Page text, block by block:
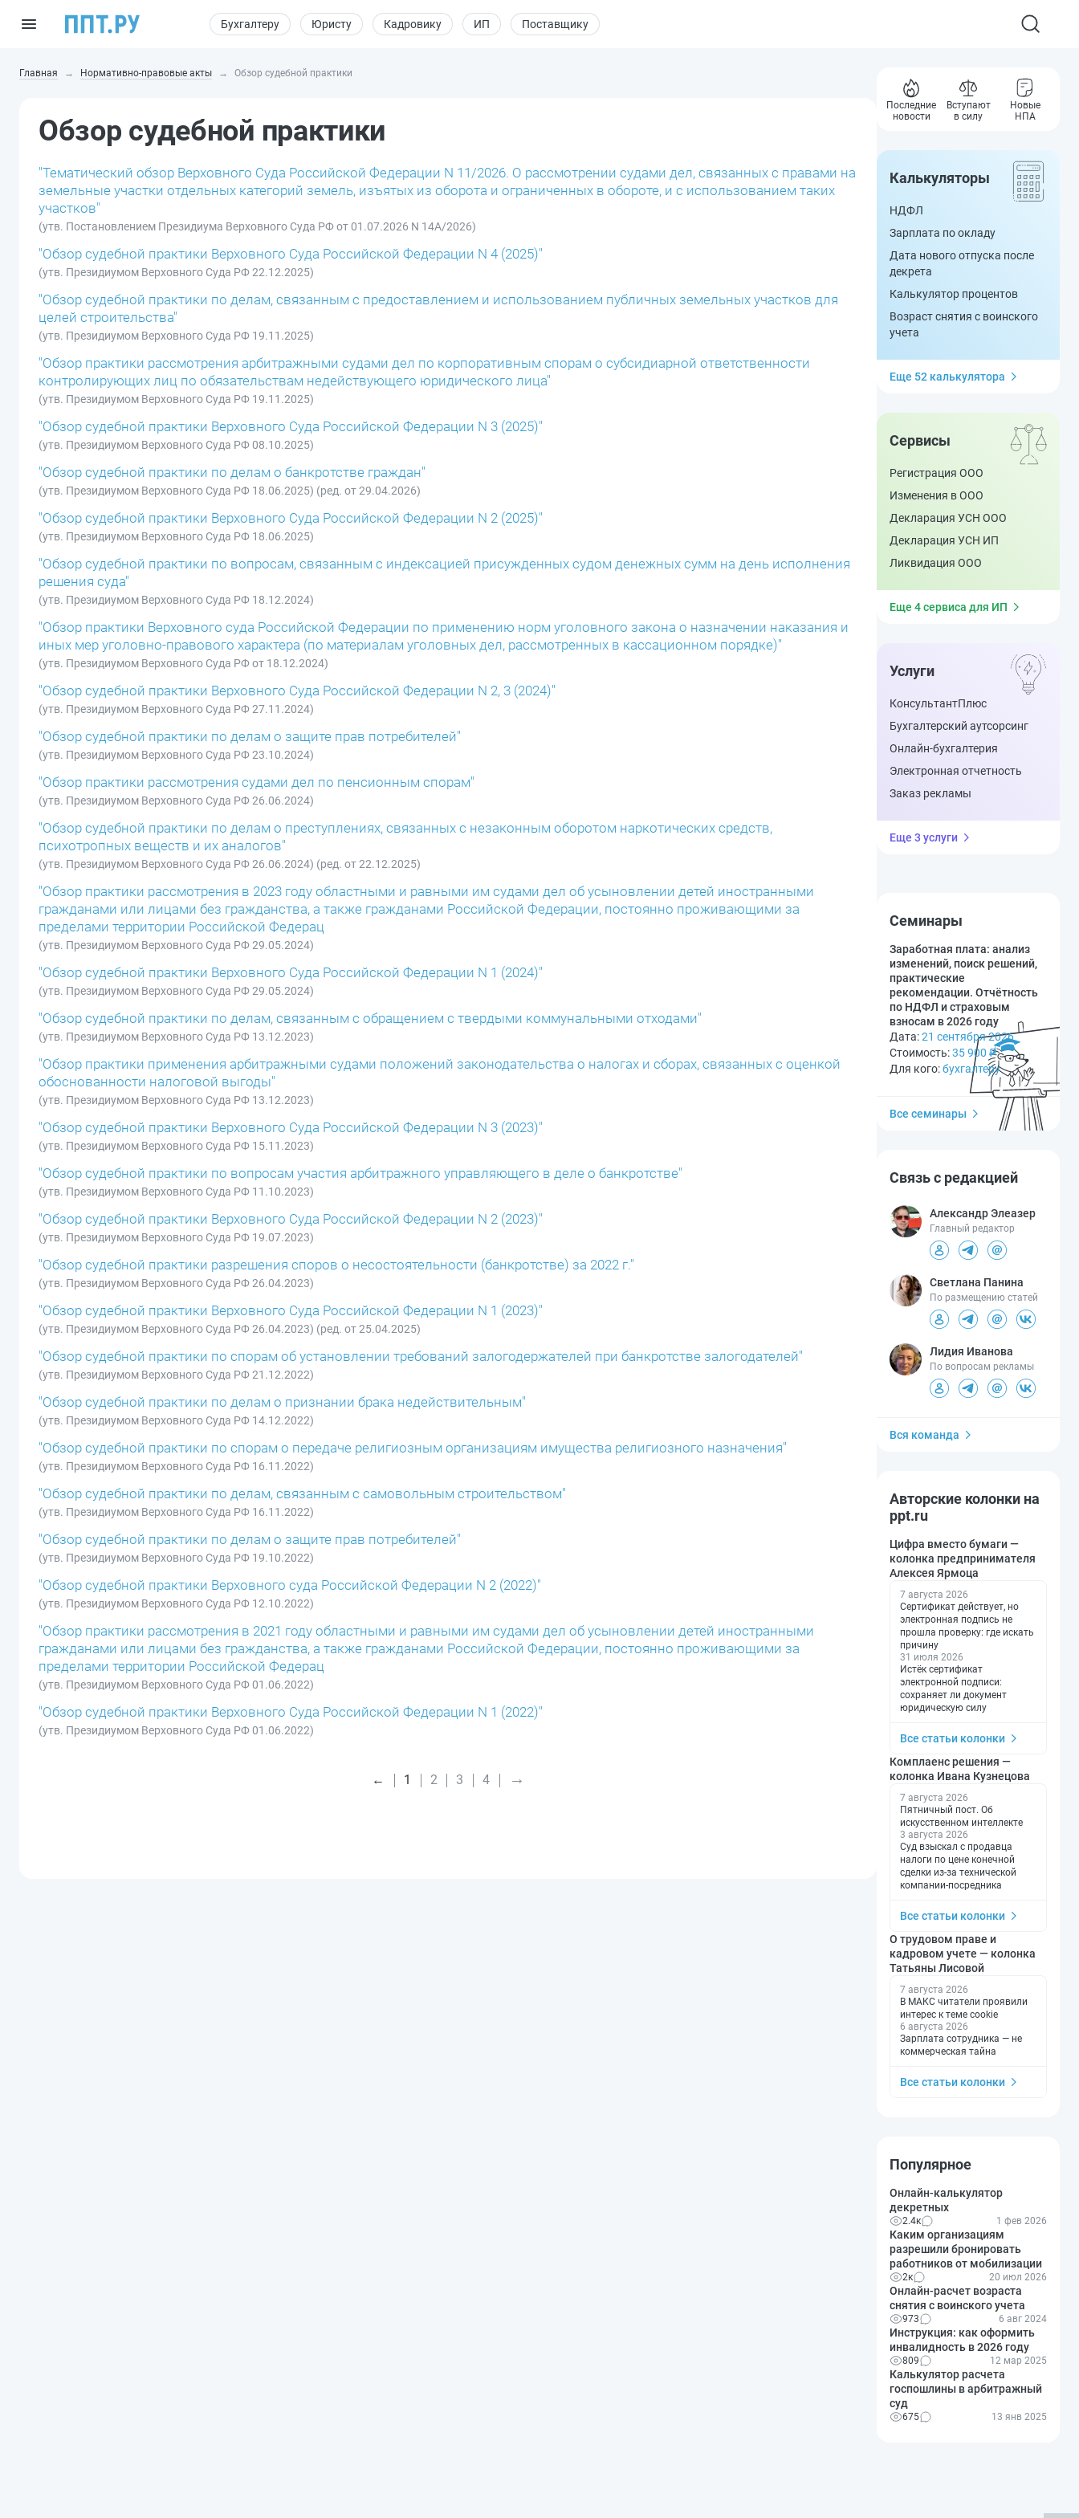
Бухгалтеру Юристу Кадровику ИП Поставщику
Главная Нормативно-правовые акты Обзор судебной практики
Обзор судебной практики
"Тематический обзор Верховного Суда Российской Федерации N 11/2026. О рассмотрении судами дел, связанных с правами на
земельные участки отдельных категорий земель, изъятых из оборота и ограниченных в обороте, и с использованием таких
участков"
(утв. Постановлением Президиума Верховного Суда РФ от 01.07.2026 N 14А/2026)
"Обзор судебной практики Верховного Суда Российской Федерации N 4 (2025)"
(утв. Президиумом Верховного Суда РФ 22.12.2025)
"Обзор судебной практики по делам, связанным с предоставлением и использованием публичных земельных участков для
целей строительства"
(утв. Президиумом Верховного Суда РФ 19.11.2025)
"Обзор практики рассмотрения арбитражными судами дел по корпоративным спорам о субсидиарной ответственности
контролирующих лиц по обязательствам недействующего юридического лица"
(утв. Президиумом Верховного Суда РФ 19.11.2025)
"Обзор судебной практики Верховного Суда Российской Федерации N 3 (2025)"
(утв. Президиумом Верховного Суда РФ 08.10.2025)
"Обзор судебной практики по делам о банкротстве граждан"
(утв. Президиумом Верховного Суда РФ 18.06.2025) (ред. от 29.04.2026)
"Обзор судебной практики Верховного Суда Российской Федерации N 2 (2025)"
(утв. Президиумом Верховного Суда РФ 18.06.2025)
"Обзор судебной практики по вопросам, связанным с индексацией присужденных судом денежных сумм на день исполнения
решения суда"
(утв. Президиумом Верховного Суда РФ 18.12.2024)
"Обзор практики Верховного суда Российской Федерации по применению норм уголовного закона о назначении наказания и
иных мер уголовно-правового характера (по материалам уголовных дел, рассмотренных в кассационном порядке)"
(утв. Президиумом Верховного Суда РФ от 18.12.2024)
"Обзор судебной практики Верховного Суда Российской Федерации N 2, 3 (2024)"
(утв. Президиумом Верховного Суда РФ 27.11.2024)
"Обзор судебной практики по делам о защите прав потребителей"
(утв. Президиумом Верховного Суда РФ 23.10.2024)
"Обзор практики рассмотрения судами дел по пенсионным спорам"
(утв. Президиумом Верховного Суда РФ 26.06.2024)
"Обзор судебной практики по делам о преступлениях, связанных с незаконным оборотом наркотических средств,
психотропных веществ и их аналогов"
(утв. Президиумом Верховного Суда РФ 26.06.2024) (ред. от 22.12.2025)
"Обзор практики рассмотрения в 2023 году областными и равными им судами дел об усыновлении детей иностранными
гражданами или лицами без гражданства, а также гражданами Российской Федерации, постоянно проживающими за
пределами территории Российской Федерац
(утв. Президиумом Верховного Суда РФ 29.05.2024)
"Обзор судебной практики Верховного Суда Российской Федерации N 1 (2024)"
(утв. Президиумом Верховного Суда РФ 29.05.2024)
"Обзор судебной практики по делам, связанным с обращением с твердыми коммунальными отходами"
(утв. Президиумом Верховного Суда РФ 13.12.2023)
"Обзор практики применения арбитражными судами положений законодательства о налогах и сборах, связанных с оценкой
обоснованности налоговой выгоды"
(утв. Президиумом Верховного Суда РФ 13.12.2023)
"Обзор судебной практики Верховного Суда Российской Федерации N 3 (2023)"
(утв. Президиумом Верховного Суда РФ 15.11.2023)
"Обзор судебной практики по вопросам участия арбитражного управляющего в деле о банкротстве"
(утв. Президиумом Верховного Суда РФ 11.10.2023)
"Обзор судебной практики Верховного Суда Российской Федерации N 2 (2023)"
(утв. Президиумом Верховного Суда РФ 19.07.2023)
"Обзор судебной практики разрешения споров о несостоятельности (банкротстве) за 2022 г."
(утв. Президиумом Верховного Суда РФ 26.04.2023)
"Обзор судебной практики Верховного Суда Российской Федерации N 1 (2023)"
(утв. Президиумом Верховного Суда РФ 26.04.2023) (ред. от 25.04.2025)
"Обзор судебной практики по спорам об установлении требований залогодержателей при банкротстве залогодателей"
(утв. Президиумом Верховного Суда РФ 21.12.2022)
"Обзор судебной практики по делам о признании брака недействительным"
(утв. Президиумом Верховного Суда РФ 14.12.2022)
"Обзор судебной практики по спорам о передаче религиозным организациям имущества религиозного назначения"
(утв. Президиумом Верховного Суда РФ 16.11.2022)
"Обзор судебной практики по делам, связанным с самовольным строительством"
(утв. Президиумом Верховного Суда РФ 16.11.2022)
"Обзор судебной практики по делам о защите прав потребителей"
(утв. Президиумом Верховного Суда РФ 19.10.2022)
"Обзор судебной практики Верховного суда Российской Федерации N 2 (2022)"
(утв. Президиумом Верховного Суда РФ 12.10.2022)
"Обзор практики рассмотрения в 2021 году областными и равными им судами дел об усыновлении детей иностранными
гражданами или лицами без гражданства, а также гражданами Российской Федерации, постоянно проживающими за
пределами территории Российской Федерац
(утв. Президиумом Верховного Суда РФ 01.06.2022)
"Обзор судебной практики Верховного Суда Российской Федерации N 1 (2022)"
(утв. Президиумом Верховного Суда РФ 01.06.2022)
← 1 2 3 4 →
Последние
новости
Вступают
в силу
Новые
НПА
Калькуляторы
НДФЛ
Зарплата по окладу
Дата нового отпуска после
декрета
Калькулятор процентов
Возраст снятия с воинского
учета
Еще 52 калькулятора
Сервисы
Регистрация ООО
Изменения в ООО
Декларация УСН ООО
Декларация УСН ИП
Ликвидация ООО
Еще 4 сервиса для ИП
Услуги
КонсультантПлюс
Бухгалтерский аутсорсинг
Онлайн-бухгалтерия
Электронная отчетность
Заказ рекламы
Еще 3 услуги
Семинары
Заработная плата: анализ
изменений, поиск решений,
практические
рекомендации. Отчётность
по НДФЛ и страховым
взносам в 2026 году
Дата:21 сентября 2026
Стоимость:35 900 ₽
Для кого:бухгалтеру
Все семинары
Связь с редакцией
Александр Элеазер
Главный редактор
Светлана Панина
По размещению статей
Лидия Иванова
По вопросам рекламы
Вся команда
Авторские колонки на
ppt.ru
Цифра вместо бумаги —
колонка предпринимателя
Алексея Ярмоца
7 августа 2026
Сертификат действует, но
электронная подпись не
прошла проверку: где искать
причину
31 июля 2026
Истёк сертификат
электронной подписи:
сохраняет ли документ
юридическую силу
Все статьи колонки
Комплаенс решения —
колонка Ивана Кузнецова
7 августа 2026
Пятничный пост. Об
искусственном интеллекте
3 августа 2026
Суд взыскал с продавца
налоги по цене конечной
сделки из-за технической
компании-посредника
Все статьи колонки
О трудовом праве и
кадровом учете — колонка
Татьяны Лисовой
7 августа 2026
В МАКС читатели проявили
интерес к теме cookie
6 августа 2026
Зарплата сотрудника — не
коммерческая тайна
Все статьи колонки
Популярное
Онлайн-калькулятор
декретных
2.4к 1 фев 2026
Каким организациям
разрешили бронировать
работников от мобилизации
2к 20 июл 2026
Онлайн-расчет возраста
снятия с воинского учета
973 6 авг 2024
Инструкция: как оформить
инвалидность в 2026 году
809 12 мар 2025
Калькулятор расчета
госпошлины в арбитражный
суд
675 13 янв 2025